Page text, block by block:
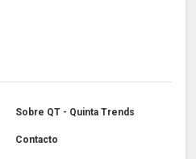
Sobre QT - Quinta Trends
Contacto